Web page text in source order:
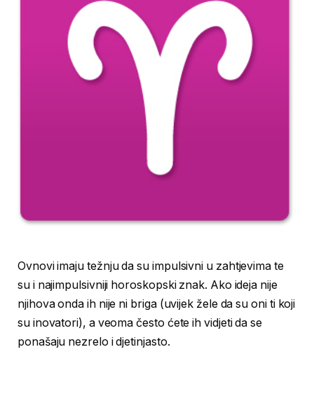
Ovnovi imaju težnju da su impulsivni u zahtjevima te
su i najimpulsivniji horoskopski znak. Ako ideja nije
njihova onda ih nije ni briga (uvijek žele da su oni ti koji
su inovatori), a veoma često ćete ih vidjeti da se
ponašaju nezrelo i djetinjasto.